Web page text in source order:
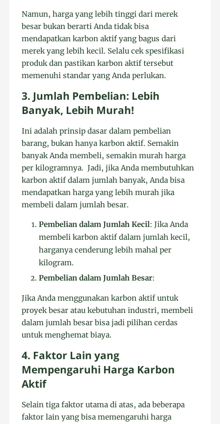
Namun, harga yang lebih tinggi dari merek
besar bukan berarti Anda tidak bisa
mendapatkan karbon aktif yang bagus dari
merek yang lebih kecil. Selalu cek spesifikasi
produk dan pastikan karbon aktif tersebut
memenuhi standar yang Anda perlukan.
3. Jumlah Pembelian: Lebih
Banyak, Lebih Murah!
Ini adalah prinsip dasar dalam pembelian
barang, bukan hanya karbon aktif. Semakin
banyak Anda membeli, semakin murah harga
per kilogramnya. Jadi, jika Anda membutuhkan
karbon aktif dalam jumlah banyak, Anda bisa
mendapatkan harga yang lebih murah jika
membeli dalam jumlah besar.
Pembelian dalam Jumlah Kecil: Jika Anda
membeli karbon aktif dalam jumlah kecil,
harganya cenderung lebih mahal per
kilogram.
Pembelian dalam Jumlah Besar:
Jika Anda menggunakan karbon aktif untuk
proyek besar atau kebutuhan industri, membeli
dalam jumlah besar bisa jadi pilihan cerdas
untuk menghemat biaya.
4. Faktor Lain yang
Mempengaruhi Harga Karbon
Aktif
Selain tiga faktor utama di atas, ada beberapa
faktor lain yang bisa memengaruhi harga